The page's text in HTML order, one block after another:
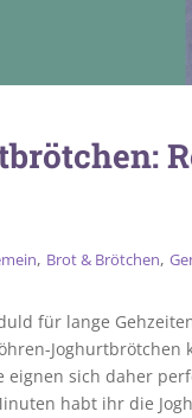
, Brot & Brötchen,
für lange
Joghurtbrötchen
eignen sich daher
habt ihr die